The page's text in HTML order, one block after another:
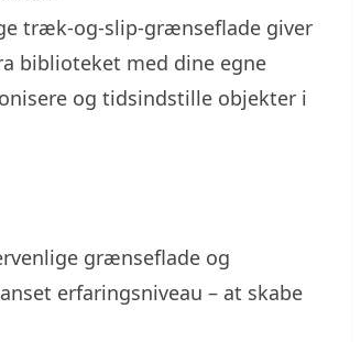
træk-og-slip-grænseflade giver
biblioteket med dine egne
og tidsindstille objekter i
grænseflade og
erfaringsniveau – at skabe